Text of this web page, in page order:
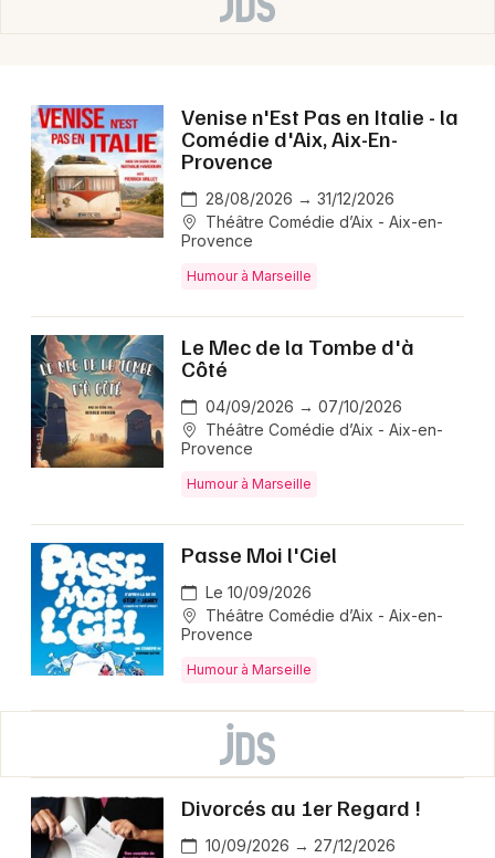
Venise n'Est Pas en Italie - la
Comédie d'Aix, Aix-En-
Provence
28/08/2026 → 31/12/2026
Théâtre Comédie d’Aix - Aix-en-
Provence
Humour à Marseille
Le Mec de la Tombe d'à
Côté
04/09/2026 → 07/10/2026
Théâtre Comédie d’Aix - Aix-en-
Provence
Humour à Marseille
Passe Moi l'Ciel
Le 10/09/2026
Théâtre Comédie d’Aix - Aix-en-
Provence
Humour à Marseille
Divorcés au 1er Regard !
10/09/2026 → 27/12/2026